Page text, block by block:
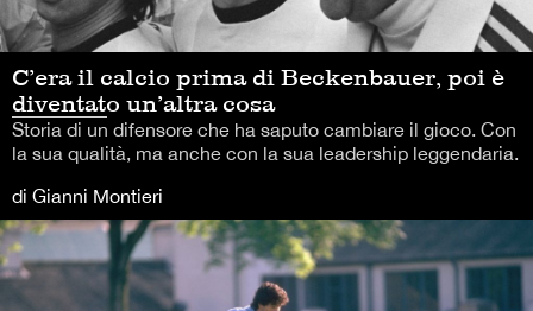
C’era il calcio prima di Beckenbauer, poi è
diventato un’altra cosa
Storia di un difensore che ha saputo cambiare il gioco. Con
la sua qualità, ma anche con la sua leadership leggendaria.
di Gianni Montieri